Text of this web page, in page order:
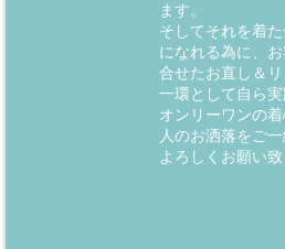
ます。
そしてそれを着
になれる為に、
合せたお直し＆
一環として自ら実
オンリーワンの
人のお洒落をご一
よろしくお願い